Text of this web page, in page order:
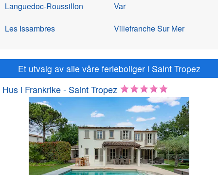
Languedoc-Roussillon
Les Issambres
Var
Villefranche Sur Mer
Et utvalg av alle våre ferieboliger i Saint Tropez
Hus i Frankrike - Saint Tropez